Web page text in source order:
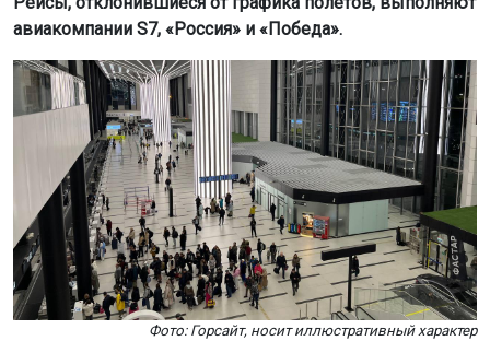
Фото: Горсайт, носит иллюстративный характер
Информация об этом содержится на онлайн-табло
крупнейшей воздушной гавани Сибири.